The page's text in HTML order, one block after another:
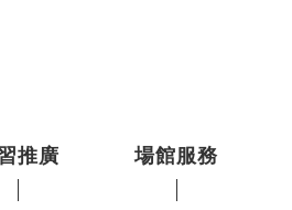
推廣 場館服務